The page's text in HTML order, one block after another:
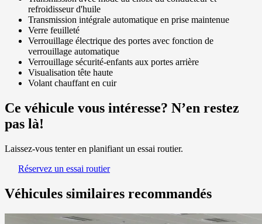
refroidisseur d'huile
Transmission intégrale automatique en prise maintenue
Verre feuilleté
Verrouillage électrique des portes avec fonction de
verrouillage automatique
Verrouillage sécurité-enfants aux portes arrière
Visualisation tête haute
Volant chauffant en cuir
Ce véhicule vous intéresse? N’en restez
pas là!
Laissez-vous tenter en planifiant un essai routier.
Réservez un essai routier
Véhicules similaires recommandés